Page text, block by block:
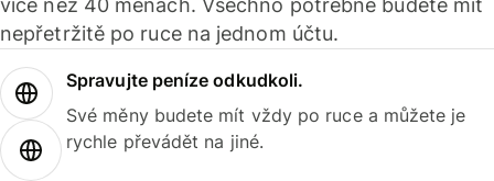
více než 40 měnách. Všechno potřebné budete mít
nepřetržitě po ruce na jednom účtu.
Spravujte peníze odkudkoli.
Své měny budete mít vždy po ruce a můžete je
rychle převádět na jiné.